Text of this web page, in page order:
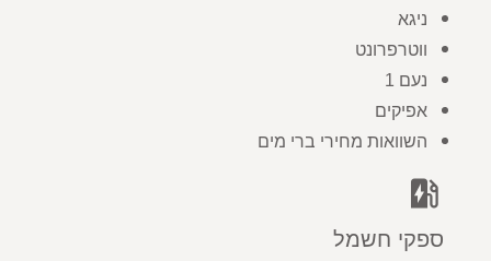
ניגא
ווטרפרונט
נעם 1
אפיקים
השוואות מחירי ברי מים
ev_station
ספקי חשמל